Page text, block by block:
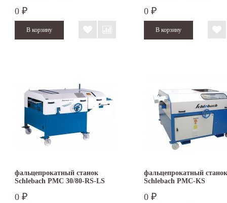
0 ₽ 0 ₽
фальцепрокатный станок
Schlebach PMC 30/80-RS-LS
0 ₽
фальцепрокатный станок
Schlebach PMC-KS
0 ₽